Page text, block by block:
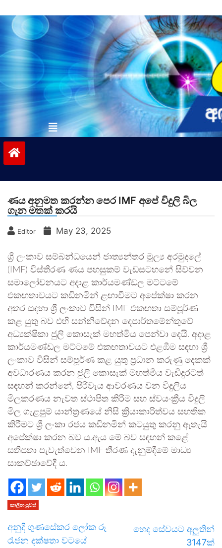
to
contentvinivida.lk
ණය අනුමත කරන්න පෙර IMF අපේ විදුලි බිල
ගැන මතක් කරයි
Editor May 23, 2025
ශ්‍රී ලංකාව සම්බන්ධයෙන් ජාත්‍යන්තර මූල්‍ය අරමුදලේ
(IMF) විස්තීරණ ණය පහසුකම් වැඩසටහනේ සිව්වන
සමාලෝචනයට අදාළ කාර්යමණ්ඩල මට්ටමේ
එකඟතාවයට කඩිනමින් ළඟාවීමට අපේක්ෂා කරන
අතර සඳහා ශ්‍රී ලංකාව විසින් IMF එකඟතා සම්පූර්ණ
කළ යුතු බව එහි සන්නිවේදන දෙපාර්තමේන්තුවේ
අධ්‍යක්ෂිකා ජුලි කොසැක් මහත්මිය පෙන්වා දෙයි. අදාළ
කාර්යමණ්ඩල මට්ටමේ එකඟතාවයට එළඹීම සඳහා ශ්‍රී
ලංකාව විසින් සම්පූර්ණ කළ යුතු ප්‍රධාන කරුණු දෙකක්
අවධාරණය කරන ජුලි කොසැක් මහත්මිය වැඩිදුරටත්
සඳහන් කරන්නේ, පිරිවැය ආවරණය වන විදුලිය
මිලකරණය නැවත ස්ථාපිත කිරීම සහ ස්වයංක්‍රීය විදුලි
මිල ගැළපුම් යාන්ත්‍රණයේ නිසි ක්‍රියාකාරිත්වය සහතික
කිරීමට ශ්‍රී ලංකා රජය කඩිනමින් කටයුතු කරනු ඇතැයි
අපේක්ෂා කරන බව ය.ඇය මේ බව සඳහන් කළේ
සතිපතා පැවැත්වෙන IMF තීරණ දැනුම්දීමේ මාධ්‍ය
සාකච්ඡාවේදී ය.
කාලීන පුවත්
අනුදි ගුණසේකර ලෝක රූ
රැජන දක්ෂතා වටයේ
හෙද සේවයට අලුතින්
3147ක්